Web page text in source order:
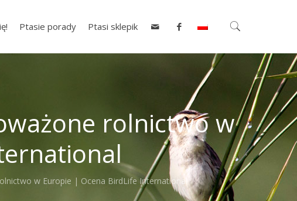
Ptasie porady Ptasi sklepik
rolnictwo w
w Europie | Ocena BirdLife International